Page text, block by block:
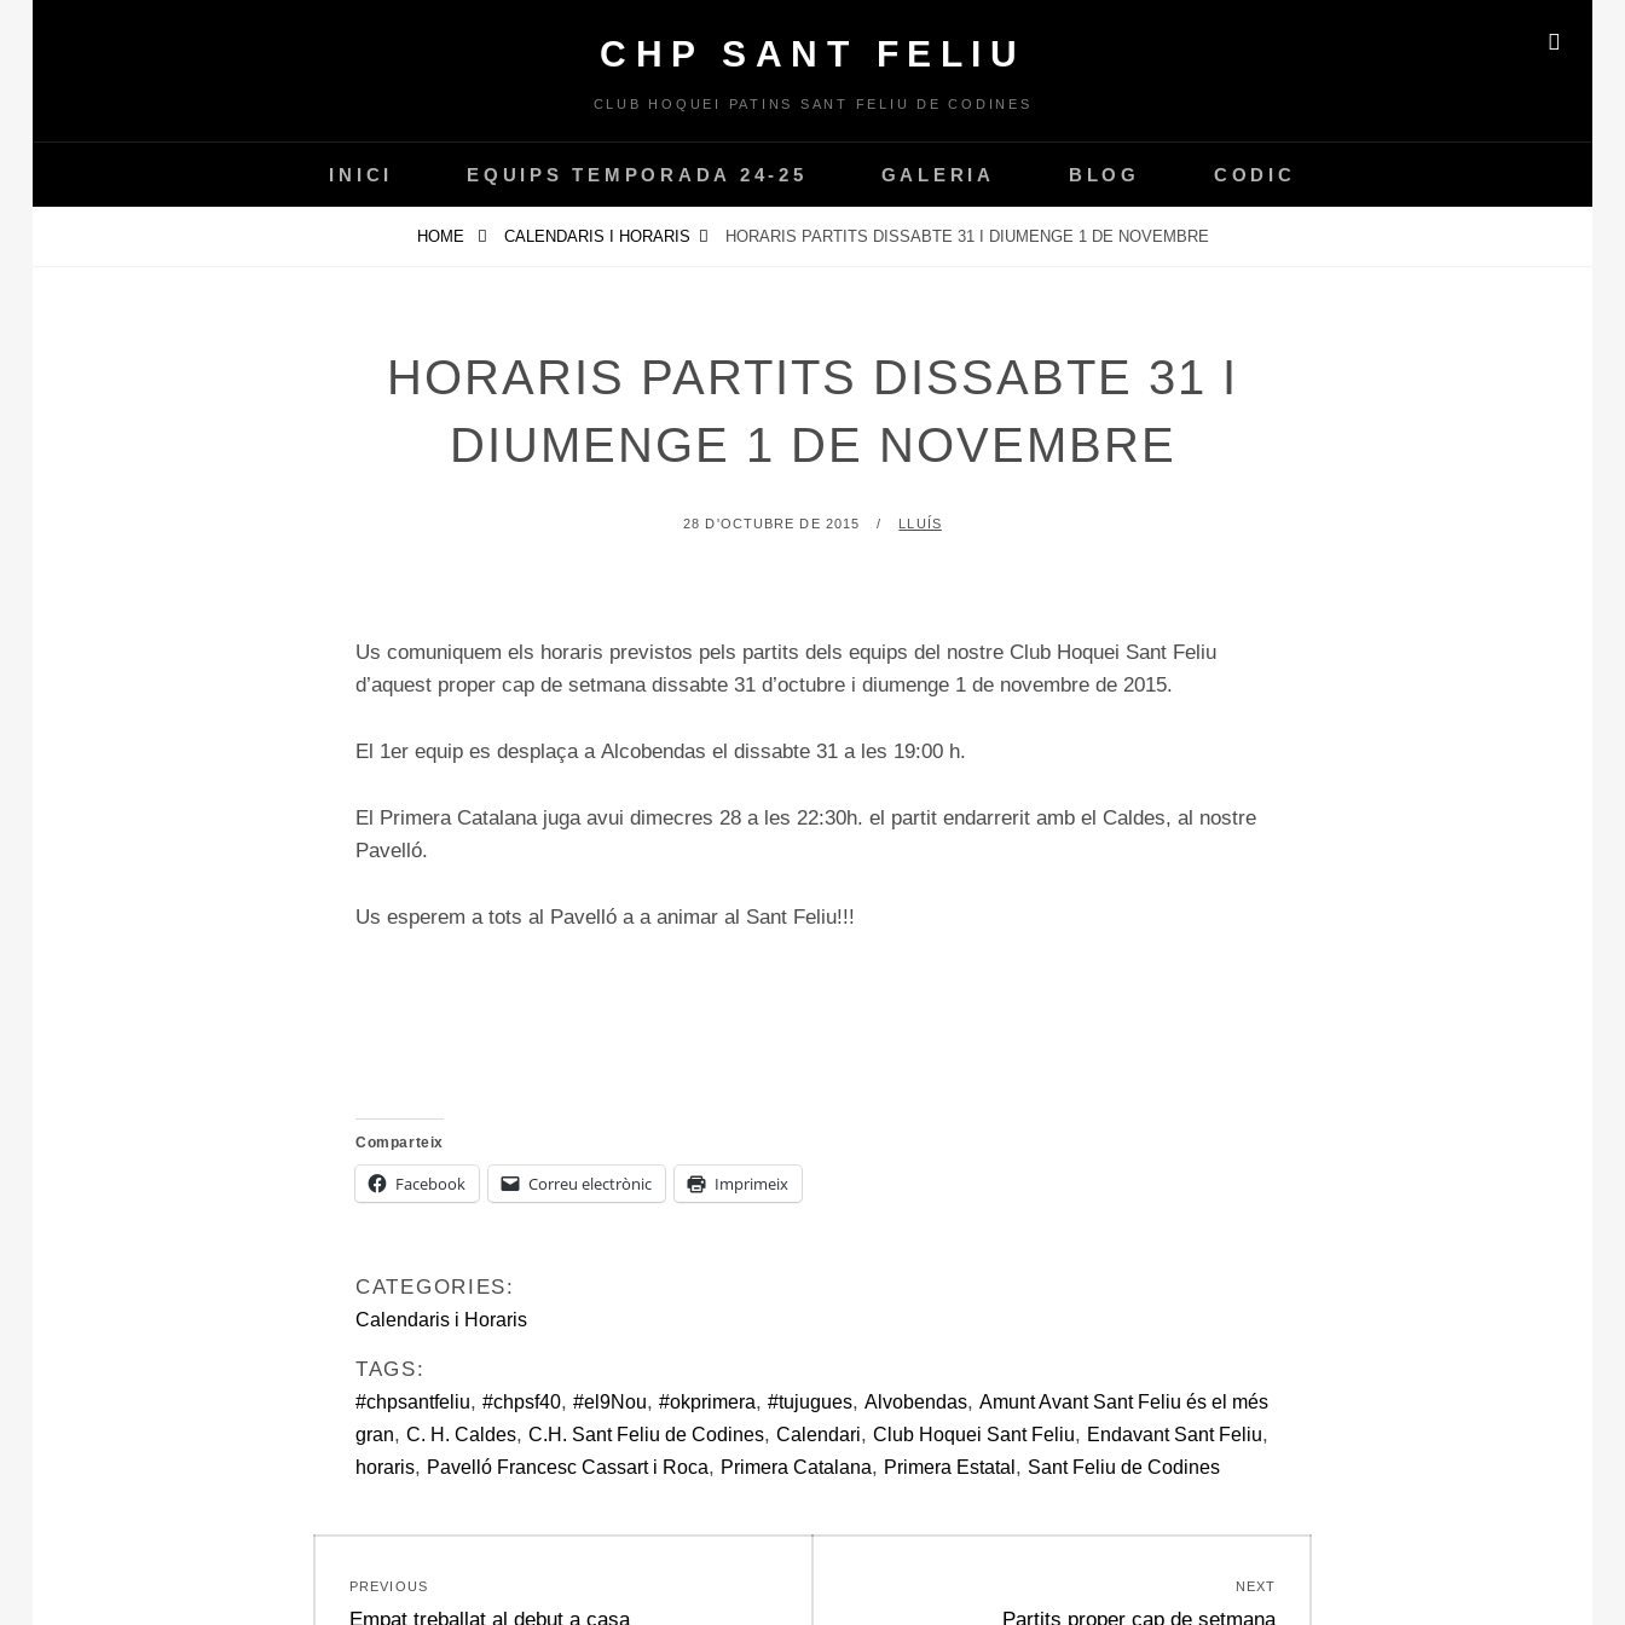
CHP SANT FELIU
CLUB HOQUEI PATINS SANT FELIU DE CODINES
INICI EQUIPS TEMPORADA 24-25 GALERIA BLOG CODIC
HOME CALENDARIS I HORARIS HORARIS PARTITS DISSABTE 31 I DIUMENGE 1 DE NOVEMBRE
HORARIS PARTITS DISSABTE 31 I
DIUMENGE 1 DE NOVEMBRE
POSTED
28 D'OCTUBRE DE 2015 BY
LLUÍS
Us comuniquem els horaris previstos pels partits dels equips del nostre Club Hoquei Sant Feliu
d’aquest proper cap de setmana dissabte 31 d’octubre i diumenge 1 de novembre de 2015.
El 1er equip es desplaça a Alcobendas el dissabte 31 a les 19:00 h.
El Primera Catalana juga avui dimecres 28 a les 22:30h. el partit endarrerit amb el Caldes, al nostre
Pavelló.
Us esperem a tots al Pavelló a a animar al Sant Feliu!!!
Comparteix
Facebook Correu electrònic Imprimeix
CATEGORIES:
Calendaris i Horaris
TAGS:
#chpsantfeliu, #chpsf40, #el9Nou, #okprimera, #tujugues, Alvobendas, Amunt Avant Sant Feliu és el més
gran, C. H. Caldes, C.H. Sant Feliu de Codines, Calendari, Club Hoquei Sant Feliu, Endavant Sant Feliu,
horaris, Pavelló Francesc Cassart i Roca, Primera Catalana, Primera Estatal , Sant Feliu de Codines
PREVIOUS
Previous
Empat treballat al debut a casa
NEXT
Next
Partits proper cap de setmana